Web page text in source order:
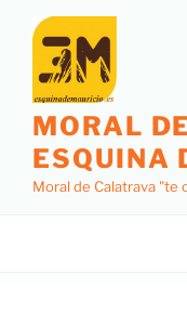
contenido
MORAL
ESQUINA
Moral de Calatrava "te